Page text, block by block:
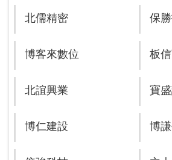
北儒精密 保
博客來數位 板
北誼興業 寶
博仁建設 博